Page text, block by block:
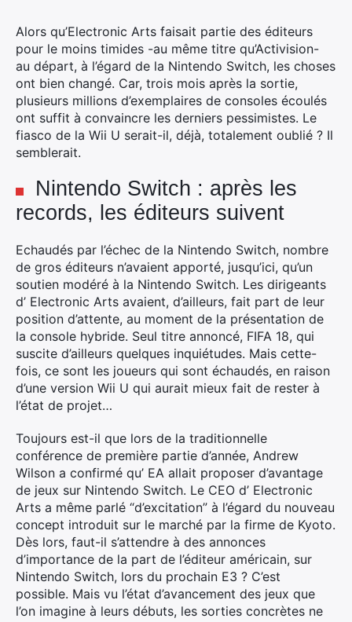
Alors qu’Electronic Arts faisait partie des éditeurs
pour le moins timides -au même titre qu’Activision-
au départ, à l’égard de la Nintendo Switch, les choses
ont bien changé. Car, trois mois après la sortie,
plusieurs millions d’exemplaires de consoles écoulés
ont suffit à convaincre les derniers pessimistes. Le
fiasco de la Wii U serait-il, déjà, totalement oublié ? Il
semblerait.
Nintendo Switch : après les
records, les éditeurs suivent
Echaudés par l’échec de la Nintendo Switch, nombre
de gros éditeurs n’avaient apporté, jusqu’ici, qu’un
soutien modéré à la Nintendo Switch. Les dirigeants
d’ Electronic Arts avaient, d’ailleurs, fait part de leur
position d’attente, au moment de la présentation de
la console hybride. Seul titre annoncé, FIFA 18, qui
suscite d’ailleurs quelques inquiétudes. Mais cette-
fois, ce sont les joueurs qui sont échaudés, en raison
d’une version Wii U qui aurait mieux fait de rester à
l’état de projet…
Toujours est-il que lors de la traditionnelle
conférence de première partie d’année, Andrew
Wilson a confirmé qu’ EA allait proposer d’avantage
de jeux sur Nintendo Switch. Le CEO d’ Electronic
Arts a même parlé “d’excitation” à l’égard du nouveau
concept introduit sur le marché par la firme de Kyoto.
Dès lors, faut-il s’attendre à des annonces
d’importance de la part de l’éditeur américain, sur
Nintendo Switch, lors du prochain E3 ? C’est
possible. Mais vu l’état d’avancement des jeux que
l’on imagine à leurs débuts, les sorties concrètes ne